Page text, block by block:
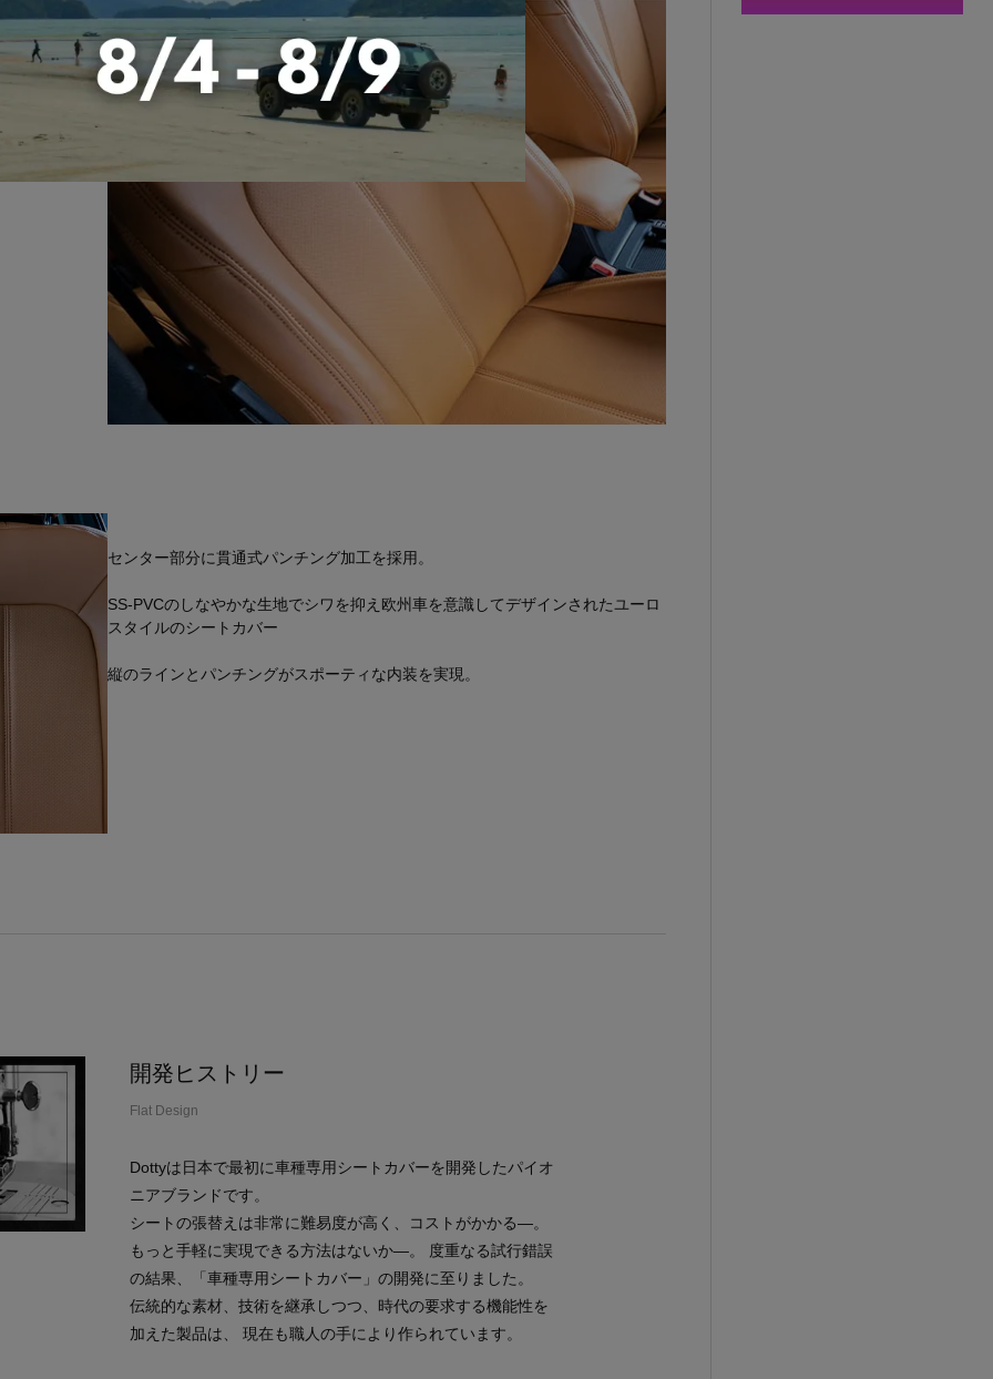
センター部分に貫通式パンチング加工を採用。
SS-PVCのしなやかな生地でシワを抑え欧州車を意識してデザインされたユーロ
スタイルのシートカバー
縦のラインとパンチングがスポーティな内装を実現。
開発ヒストリー
Flat Design
Dottyは日本で最初に車種専用シートカバーを開発したパイオ
ニアブランドです。
シートの張替えは非常に難易度が高く、コストがかかる―。
もっと手軽に実現できる方法はないか―。 度重なる試行錯誤
の結果、「車種専用シートカバー」の開発に至りました。
伝統的な素材、技術を継承しつつ、時代の要求する機能性を
加えた製品は、 現在も職人の手により作られています。